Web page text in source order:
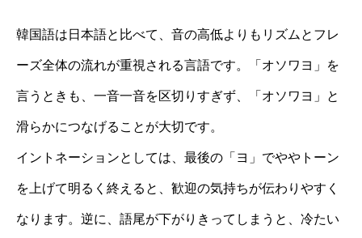
韓国語は日本語と比べて、音の高低よりもリズムとフレ
ーズ全体の流れが重視される言語です。「オソワヨ」を
言うときも、一音一音を区切りすぎず、「オソワヨ」と
滑らかにつなげることが大切です。
イントネーションとしては、最後の「ヨ」でややトーン
を上げて明るく終えると、歓迎の気持ちが伝わりやすく
なります。逆に、語尾が下がりきってしまうと、冷たい